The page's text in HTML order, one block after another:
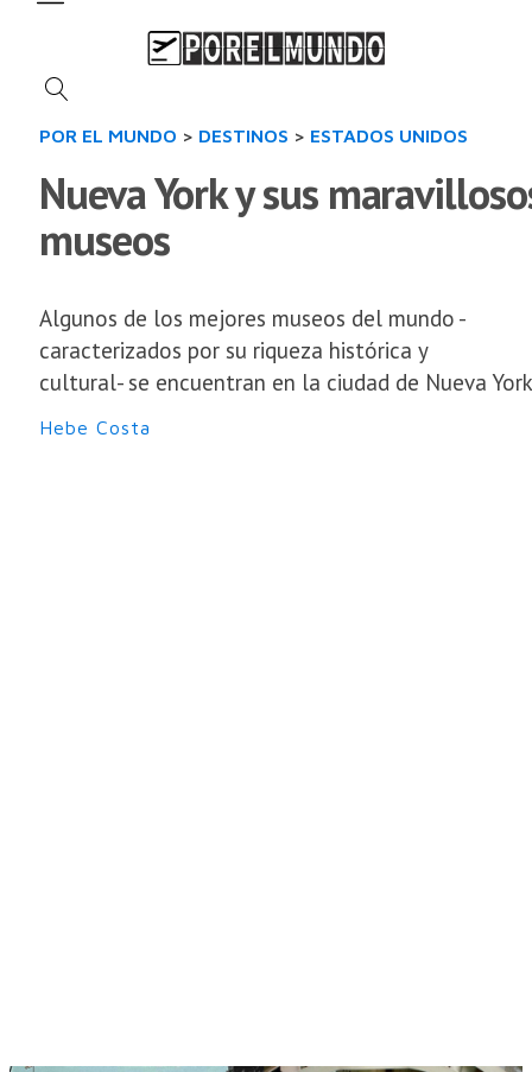
POR EL MUNDO > DESTINOS > ESTADOS UNIDOS
Nueva York y sus
museos
Algunos de los mejores museos del mundo -
caracterizados por su riqueza histórica y
cultural- se encuentran en la ciudad de Nueva
Hebe Costa